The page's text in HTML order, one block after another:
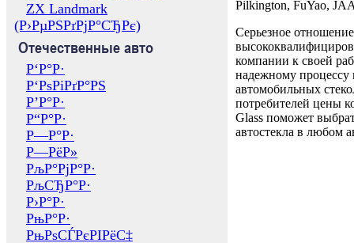
ZX Landmark
(Р›РµРЅРґРјР°СЂРє)
Отечественные авто
Р‘Р°Р·
Р‘РѕРіРґР°РЅ
Р’Р°Р·
Р“Р°Р·
Р—Р°Р·
Р—РёР»
РљР°РјР°Р·
РљСЂР°Р·
Р›Р°Р·
РњР°Р·
РњРѕСЃРєРІРёС‡
Pilkington, FuYao,
Серьезное отношение
компании к своей
надежному процессу
автомобильных
потребителей цены
Glass поможет
автостекла в любом